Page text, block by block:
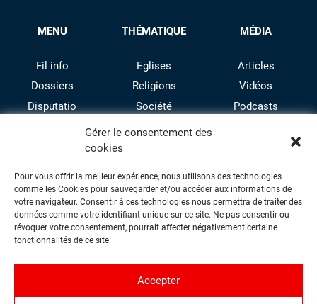
Gérer le consentement des
cookies
Pour vous offrir la meilleur expérience, nous utilisons des technologies
comme les Cookies pour sauvegarder et/ou accéder aux informations de
votre navigateur. Consentir à ces technologies nous permettra de traiter des
données comme votre identifiant unique sur ce site. Ne pas consentir ou
révoquer votre consentement, pourrait affecter négativement certaine
fonctionnalités de ce site.
Accepter
MENU
Fil info
Dossiers
Disputatio
THÉMATIQUE
Eglises
Religions
Société
Culture
MÉDIA
Articles
Vidéos
Podcasts
facebook
Contact